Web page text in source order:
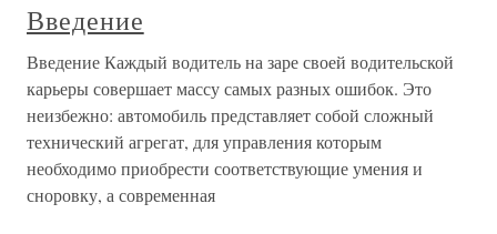
Введение
Введение Каждый водитель на заре своей водительской
карьеры совершает массу самых разных ошибок. Это
неизбежно: автомобиль представляет собой сложный
технический агрегат, для управления которым
необходимо приобрести соответствующие умения и
сноровку, а современная